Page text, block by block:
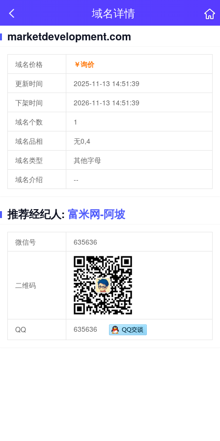
域名详情
marketdevelopment.com
域名价格
￥询价
更新时间
2025-11-13 14:51:39
下架时间
2026-11-13 14:51:39
域名个数
1
域名品相
无0,4
域名类型
其他字母
域名介绍
--
推荐经纪人: 富米网-阿坡
微信号 635636
二维码
QQ 635636